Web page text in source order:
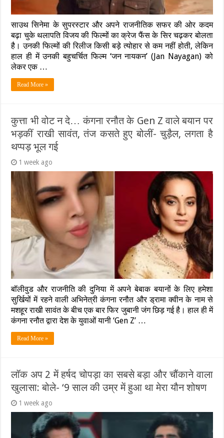
साउथ सिनेमा के सुपरस्टार और अपने राजनीतिक सफर की ओर कदम
बढ़ा चुके थलापति विजय की फिल्मों का क्रेज फैंस के सिर चढ़कर बोलता
है। उनकी फिल्मों की रिलीज किसी बड़े त्योहार से कम नहीं होती, लेकिन
हाल ही में उनकी बहुचर्चित फिल्म ‘जन नायकन’ (Jan Nayagan) को
लेकर एक …
Read More »
कुत्ता भी वोट न दे… कंगना रनौत के Gen Z वाले बयान पर
भड़कीं राखी सावंत, तंज कसते हुए बोलीं- चुड़ैल, लगता है
थप्पड़ भूल गई
1 week ago
बॉलीवुड और राजनीति की दुनिया में अपने बेबाक बयानों के लिए हमेशा
सुर्खियों में रहने वाली अभिनेत्री कंगना रनौत और ड्रामा क्वीन के नाम से
मशहूर राखी सावंत के बीच एक बार फिर जुबानी जंग छिड़ गई है। हाल ही में
कंगना रनौत द्वारा देश के युवाओं यानी ‘Gen Z’ …
Read More »
लॉक अप 2 में हर्षद चोपड़ा का सबसे बड़ा और चौंकाने वाला
खुलासा: बोले- ‘9 साल की उम्र में हुआ था मेरा यौन शोषण
1 week ago